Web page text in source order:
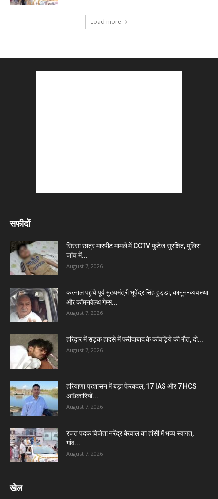
Load more
सफीदों
सिरसा छात्र मारपीट मामले में CCTV फुटेज सुरक्षित, पुलिस
जांच में...
August 7, 2026
करनाल पहुंचे पूर्व मुख्यमंत्री भूपेंद्र सिंह हुड्डा, कानून-व्यवस्था
और कॉमनवेल्थ गेम्स...
August 7, 2026
हरिद्वार में सड़क हादसे में फरीदाबाद के कांवड़िये की मौत, दो...
August 7, 2026
हरियाणा प्रशासन में बड़ा फेरबदल, 17 IAS और 7 HCS
अधिकारियों...
August 7, 2026
रजत पदक विजेता नरेंद्र बेरवाल का हांसी में भव्य स्वागत,
गांव...
August 7, 2026
खेल